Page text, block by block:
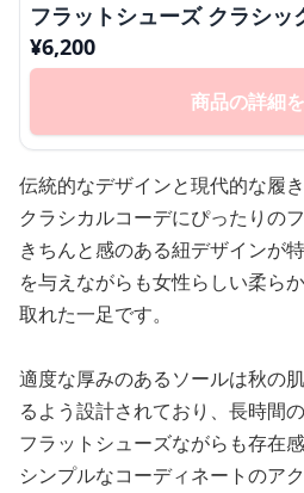
フラットシューズ クラシッ
¥6,200
商品の詳細
伝統的なデザインと現代的な履
クラシカルコーデにぴったりの
きちんと感のある紐デザインが
を与えながらも女性らしい柔ら
取れた一足です。
適度な厚みのあるソールは秋の
るよう設計されており、長時間
フラットシューズながらも存在
シンプルなコーディネートのア